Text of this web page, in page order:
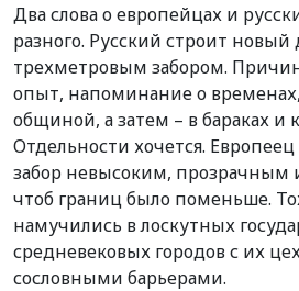
Два слова о европейцах и
разного. Русский строит
трехметровым забором.
опыт, напоминание о
общиной, а затем – в бараках и
Отдельности хочется.
забор невысоким, прозрачным
чтоб границ было поменьше.
намучились в лоскутных
средневековых городов с их
сословными барьерами.